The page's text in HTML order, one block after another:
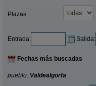
Plazas:
Entrada: Salida:
Fechas más buscadas
pueblo: Valdealgorfa